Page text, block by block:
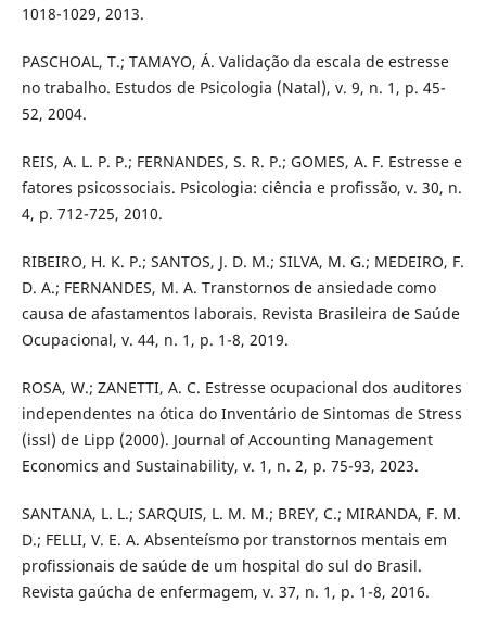
1018-1029, 2013.
PASCHOAL, T.; TAMAYO, Á. Validação da escala de estresse
no trabalho. Estudos de Psicologia (Natal), v. 9, n. 1, p. 45-
52, 2004.
REIS, A. L. P. P.; FERNANDES, S. R. P.; GOMES, A. F. Estresse e
fatores psicossociais. Psicologia: ciência e profissão, v. 30, n.
4, p. 712-725, 2010.
RIBEIRO, H. K. P.; SANTOS, J. D. M.; SILVA, M. G.; MEDEIRO, F.
D. A.; FERNANDES, M. A. Transtornos de ansiedade como
causa de afastamentos laborais. Revista Brasileira de Saúde
Ocupacional, v. 44, n. 1, p. 1-8, 2019.
ROSA, W.; ZANETTI, A. C. Estresse ocupacional dos auditores
independentes na ótica do Inventário de Sintomas de Stress
(issl) de Lipp (2000). Journal of Accounting Management
Economics and Sustainability, v. 1, n. 2, p. 75-93, 2023.
SANTANA, L. L.; SARQUIS, L. M. M.; BREY, C.; MIRANDA, F. M.
D.; FELLI, V. E. A. Absenteísmo por transtornos mentais em
profissionais de saúde de um hospital do sul do Brasil.
Revista gaúcha de enfermagem, v. 37, n. 1, p. 1-8, 2016.